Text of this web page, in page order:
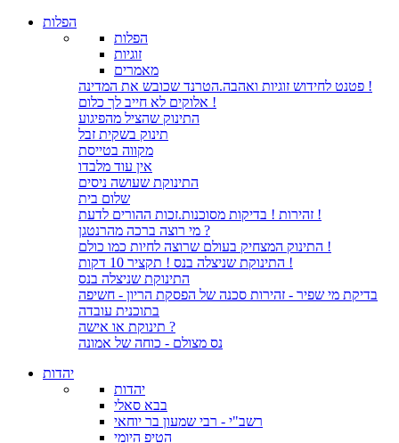
הפלות
הפלות
זוגיות
מאמרים
פטנט לחידוש זוגיות ואהבה.הטרנד שכובש את המדינה !
אלוקים לא חייב לך כלום !
התינוק שהציל מהפיגוע
תינוק בשקית זבל
מקווה בטייסת
אין עוד מלבדו
התינוקת שעושה ניסים
שלום בית
זהירות ! בדיקות מסוכנות.זכות ההורים לדעת !
מי רוצה ברכה מהרנטגן ?
התינוק המצחיק בעולם שרוצה לחיות כמו כולם !
התינוקת שניצלה בנס ! תקציר 10 דקות !
התינוקת שניצלה בנס
בדיקת מי שפיר - זהירות סכנה של הפסקת הריון - חשיפה
בתוכנית עובדה
תינוקת או אישה ?
נס מצולם - כוחה של אמונה
יהדות
יהדות
בבא סאלי
רשב"י - רבי שמעון בר יוחאי
הטיפ היומי